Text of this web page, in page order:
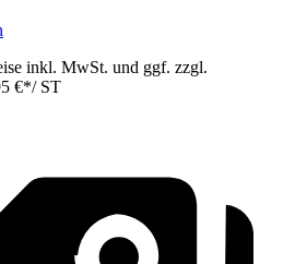
inkl. MwSt. und ggf. zzgl.
€*/ ST